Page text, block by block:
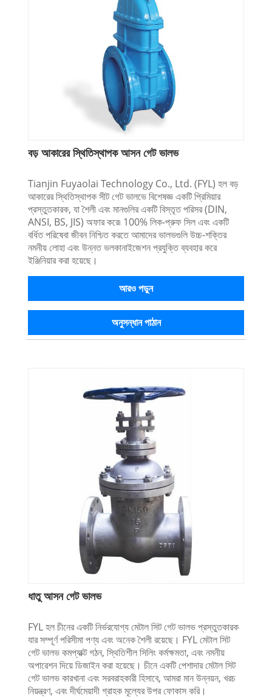
বড় আকারের স্থিতিস্থাপক আসন গেট ভালভ
Tianjin Fuyaolai Technology Co., Ltd. (FYL) হল বড়
আকারের স্থিতিস্থাপক সীট গেট ভালভে বিশেষজ্ঞ একটি প্রিমিয়ার
প্রস্তুতকারক, যা শৈলী এবং মানগুলির একটি বিস্তৃত পরিসর (DIN,
ANSI, BS, JIS) অফার করে৷ 100% লিক-প্রুফ সিল এবং একটি
বর্ধিত পরিষেবা জীবন নিশ্চিত করতে আমাদের ভালভগুলি উচ্চ-শক্তির
নমনীয় লোহা এবং উন্নত ভলকানাইজেশন প্রযুক্তি ব্যবহার করে
ইঞ্জিনিয়ার করা হয়েছে।
আরও পড়ুন
অনুসন্ধান পাঠান
ধাতু আসন গেট ভালভ
FYL হল চীনের একটি নির্ভরযোগ্য মেটাল সিট গেট ভালভ প্রস্তুতকারক
যার সম্পূর্ণ পরিসীমা পণ্য এবং অনেক শৈলী রয়েছে। FYL মেটাল সিট
গেট ভালভ কমপ্যাক্ট গঠন, স্থিতিশীল সিলিং কর্মক্ষমতা, এবং নমনীয়
অপারেশন দিয়ে ডিজাইন করা হয়েছে। চীনে একটি পেশাদার মেটাল সিট
গেট ভালভ কারখানা এবং সরবরাহকারী হিসাবে, আমরা মান উন্নয়ন, খরচ
নিয়ন্ত্রণ, এবং দীর্ঘমেয়াদী গ্রাহক মূল্যের উপর ফোকাস করি।